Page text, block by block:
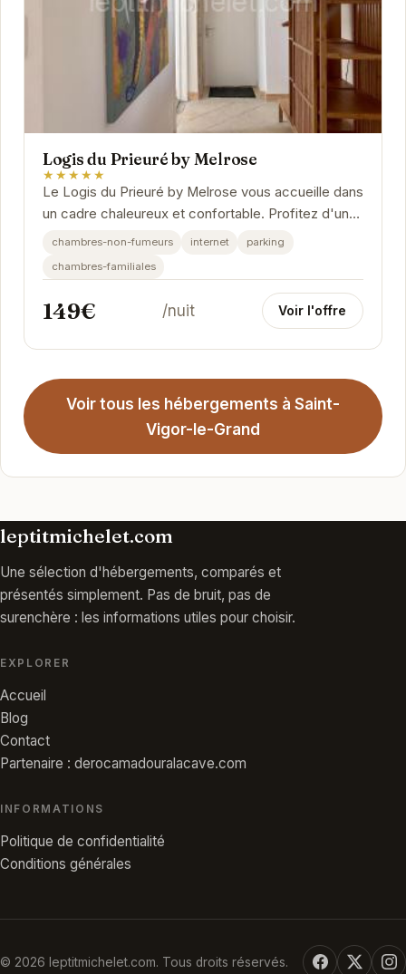
Logis du Prieuré by Melrose
★★★★★
Le Logis du Prieuré by Melrose vous accueille dans
un cadre chaleureux et confortable. Profitez d'un
séjour relaxant dans des chambres élégantes...
chambres-non-fumeurs internet
parking
chambres-familiales
149€ /nuit Voir l'offre
Voir tous les hébergements à Saint-
Vigor-le-Grand
leptitmichelet.com
Une sélection d'hébergements, comparés et
présentés simplement. Pas de bruit, pas de
surenchère : les informations utiles pour choisir.
EXPLORER
Accueil
Blog
Contact
Partenaire : derocamadouralacave.com
INFORMATIONS
Politique de confidentialité
Conditions générales
© 2026 leptitmichelet.com. Tous droits réservés.